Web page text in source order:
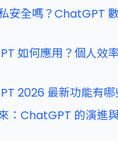
安全嗎？ChatGPT
如何應用？個人效
2026 最新功能有哪
：ChatGPT 的演進